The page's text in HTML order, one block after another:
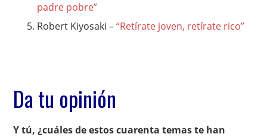
padre pobre”
Robert Kiyosaki –“Retírate joven, retírate rico”
Da tu opinión
Y tú, ¿cuáles de estos cuarenta temas te han